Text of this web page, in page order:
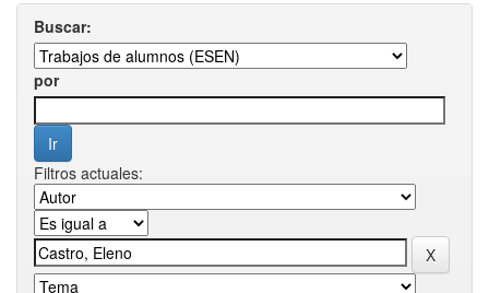
Buscar:
por
Filtros actuales: